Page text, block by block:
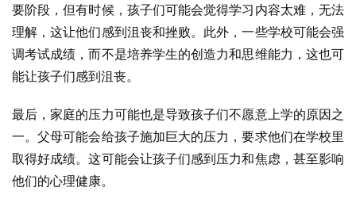
要阶段，但有时候，孩子们可能会觉得学习内容太难，无法
理解，这让他们感到沮丧和挫败。此外，一些学校可能会强
调考试成绩，而不是培养学生的创造力和思维能力，这也可
能让孩子们感到沮丧。
最后，家庭的压力可能也是导致孩子们不愿意上学的原因之
一。父母可能会给孩子施加巨大的压力，要求他们在学校里
取得好成绩。这可能会让孩子们感到压力和焦虑，甚至影响
他们的心理健康。